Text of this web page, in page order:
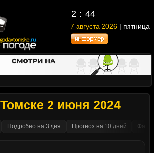
2 44
7 августа 2026 | пятница
2 июня 2024
Подробно на 3 дня Прогноз на 10 дней